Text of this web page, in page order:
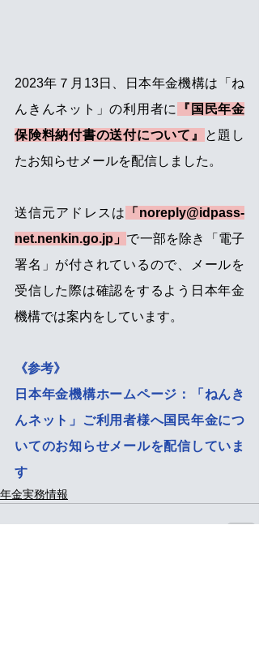
2023年７月13日、日本年金機構は「ね
んきんネット」の利用者に
『国民年金
保険料納付書の送付について』
と題し
たお知らせメールを配信しました。
送信元アドレスは
「noreply@idpass-
net.nenkin.go.jp」 で一部を除き「電子
署名」が付されているので、メールを
受信した際は確認をするよう日本年金
機構では案内をしています。
《参考》
日本年金機構ホームページ：「ねんき
んネット」ご利用者様へ国民年金につ
いてのお知らせメールを配信していま
す
年金実務情報